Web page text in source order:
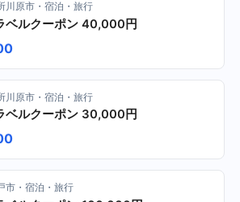
川原市・宿泊・旅行
ベルクーポン 40,000円
川原市・宿泊・旅行
ベルクーポン 30,000円
市・宿泊・旅行